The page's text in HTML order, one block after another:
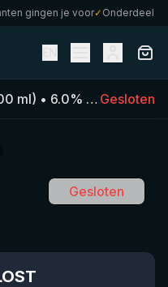
gingen je voor✓Onderdeel van
ml) • 6.0% IPA -
Gesloten
Gesloten